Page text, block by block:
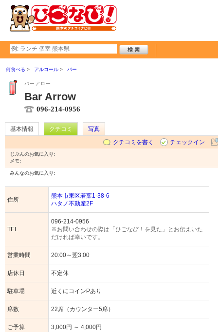
何食べる アルコール バー
バーアロー
Bar Arrow
096-214-0956
基本情報 クチコミ
写真
クチコミを書く
チェックイン
じぶんのお気に入り:
メモ:
みんなのお気に入り:
住所
熊本市東区若葉1-38-6
ハタノ不動産2F
TEL
096-214-0956
※お問い合わせの際は「ひごなび！を見た」とお伝えいた
だければ幸いです。
営業時間 20:00～翌3:00
店休日 不定休
駐車場 近くにコインPあり
席数 22席（カウンター5席）
ご予算 3,000円 ～ 4,000円